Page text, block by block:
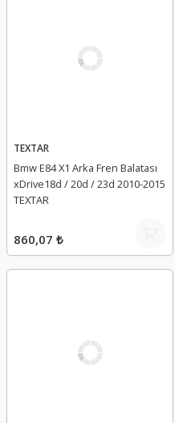
TEXTAR
Bmw E84 X1 Arka Fren Balatası
xDrive18d / 20d / 23d 2010-2015
TEXTAR
860,07 ₺